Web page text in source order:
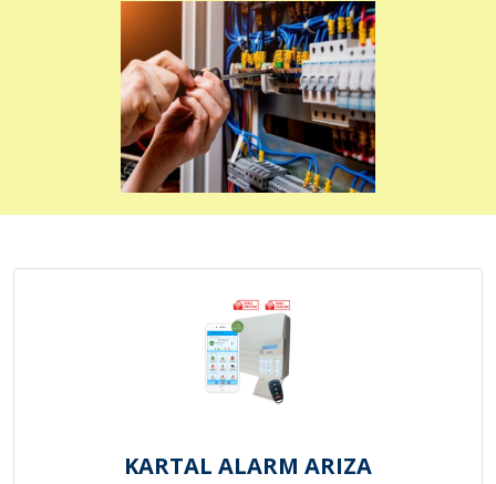
KARTAL ALARM ARIZA